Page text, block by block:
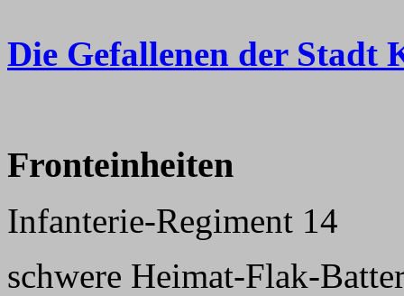
Die Gefallenen der Stadt
Fronteinheiten
Infanterie-Regiment 14
schwere Heimat-Flak-